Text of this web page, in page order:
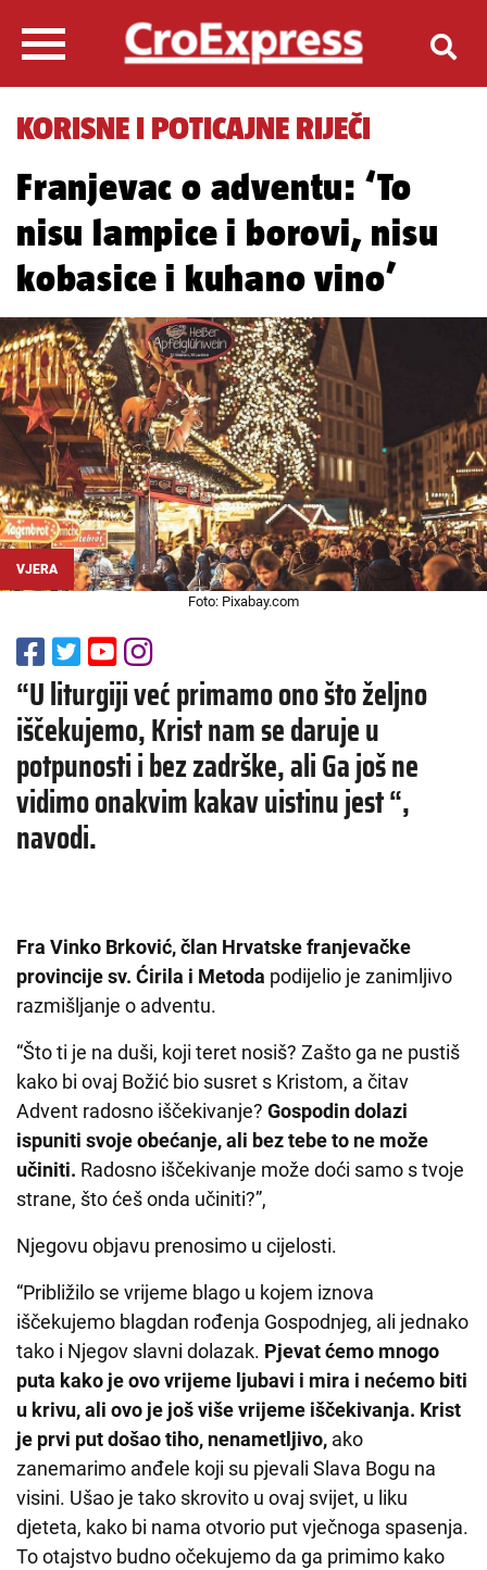
KORISNE I POTICAJNE RIJEČI
Franjevac o adventu: ‘To
nisu lampice i borovi, nisu
kobasice i kuhano vino’
VJERA
Foto: Pixabay.com
“U liturgiji već primamo ono što željno
iščekujemo, Krist nam se daruje u
potpunosti i bez zadrške, ali Ga još ne
vidimo onakvim kakav uistinu jest “,
navodi.
Fra Vinko Brković, član Hrvatske franjevačke
provincije sv. Ćirila i Metoda podijelio je zanimljivo
razmišljanje o adventu.
“Što ti je na duši, koji teret nosiš? Zašto ga ne pustiš
kako bi ovaj Božić bio susret s Kristom, a čitav
Advent radosno iščekivanje? Gospodin dolazi
ispuniti svoje obećanje, ali bez tebe to ne može
učiniti. Radosno iščekivanje može doći samo s tvoje
strane, što ćeš onda učiniti?”,
Njegovu objavu prenosimo u cijelosti.
“Približilo se vrijeme blago u kojem iznova
iščekujemo blagdan rođenja Gospodnjeg, ali jednako
tako i Njegov slavni dolazak. Pjevat ćemo mnogo
puta kako je ovo vrijeme ljubavi i mira i nećemo biti
u krivu, ali ovo je još više vrijeme iščekivanja. Krist
je prvi put došao tiho, nenametljivo, ako
zanemarimo anđele koji su pjevali Slava Bogu na
visini. Ušao je tako skrovito u ovaj svijet, u liku
djeteta, kako bi nama otvorio put vječnoga spasenja.
To otajstvo budno očekujemo da ga primimo kako